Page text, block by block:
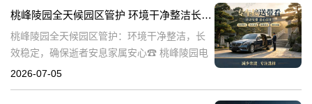
桃峰陵园全天候园区管护 环境干净整洁长效稳定，确保逝者安息家属安心
桃峰陵园全天候园区管护：环境干净整洁，长
效稳定，确保逝者安息家属安心☎ 桃峰陵园电
话:400-838-5063在生命的终点，我们最希望的
2026-07-05